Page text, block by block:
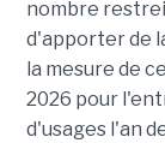
nombre
d'apporter de
la mesure de
2026 pour
d'usages l'an